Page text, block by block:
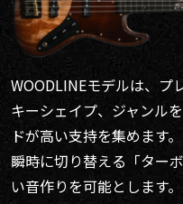
WOODLINEモデルは、プ
キーシェイプ、ジャンル
ドが高い支持を集めます
瞬時に切り替える「ター
い音作りを可能とします。